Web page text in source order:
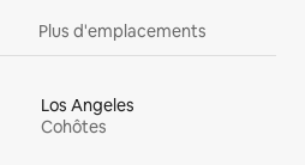
Plus d'emplacements
Los Angeles
Cohôtes